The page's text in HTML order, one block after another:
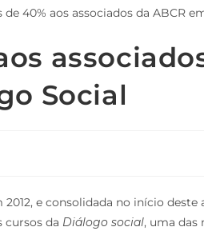
Social
e consolidada no início deste
cursos da Diálogo social, uma das